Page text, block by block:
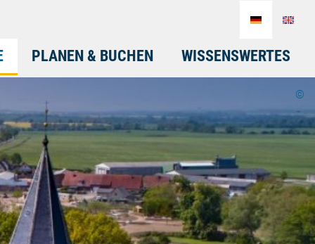
PLANEN & BUCHEN WISSENSWERTES
©